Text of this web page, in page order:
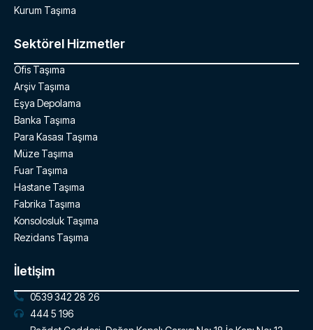
Kurum Taşıma
Sektörel Hizmetler
Ofis Taşıma
Arşiv Taşıma
Eşya Depolama
Banka Taşıma
Para Kasası Taşıma
Müze Taşıma
Fuar Taşıma
Hastane Taşıma
Fabrika Taşıma
Konsolosluk Taşıma
Rezidans Taşıma
İletişim
0539 342 28 26
444 5 196